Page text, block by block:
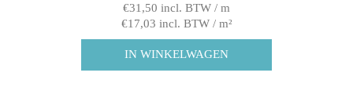
€31,50 incl. BTW / m
€17,03 incl. BTW / m²